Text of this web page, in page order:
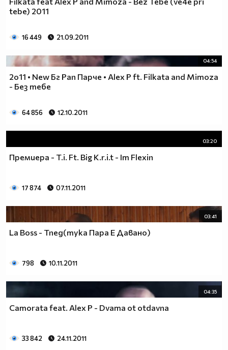
tebe) 2011
16 449 21.09.2011
04:54
2o11 • New Бг Рап Парче • Alex P ft. Filkata and Mimoza
- Без тебе
64 856 12.10.2011
03:20
Премиера - T.i. Ft. Big K.r.i.t - Im Flexin
17 874 07.11.2011
03:41
La Boss - Тпед(тука Пара Е Давано)
798 10.11.2011
04:35
Camorata feat. Alex P - Dvama ot otdavna
33 842 24.11.2011